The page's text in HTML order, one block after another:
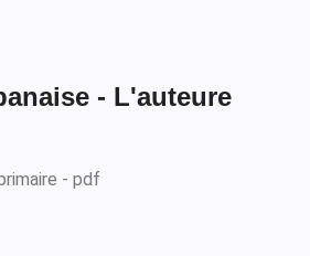
- L'auteure
- pdf